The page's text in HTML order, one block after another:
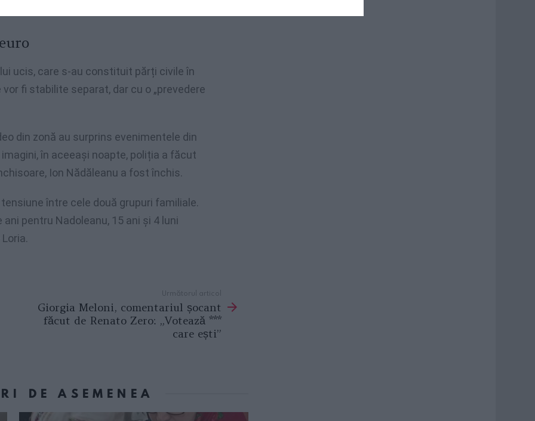
ucis, care s-au constituit părți civile în
fi stabilite separat, dar cu o „prevedere
din zonă au surprins evenimentele din
în aceeași noapte, poliția a făcut
Ion Nădăleanu a fost închis.
între cele două grupuri familiale.
pentru Nadoleanu, 15 ani și 4 luni
Următorul articol
Giorgia Meloni, comentariul șocant
făcut de Renato Zero: „Votează ***
care ești”
DE ASEMENEA